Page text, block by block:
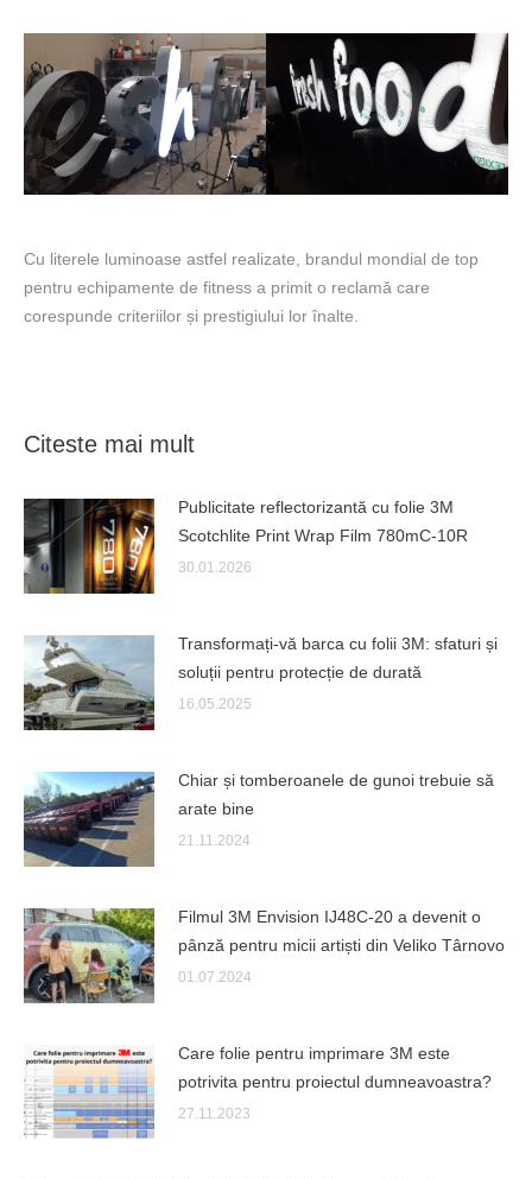
Cu literele luminoase astfel realizate, brandul mondial de top
pentru echipamente de fitness a primit o reclamă care
corespunde criteriilor și prestigiului lor înalte.
Citeste mai mult
Publicitate reflectorizantă cu folie 3M
Scotchlite Print Wrap Film 780mC-10R
30.01.2026
Transformați-vă barca cu folii 3M: sfaturi și
soluții pentru protecție de durată
16.05.2025
Chiar și tomberoanele de gunoi trebuie să
arate bine
21.11.2024
Filmul 3M Envision IJ48C-20 a devenit o
pânză pentru micii artiști din Veliko Târnovo
01.07.2024
Care folie pentru imprimare 3M este
potrivita pentru proiectul dumneavoastra?
27.11.2023